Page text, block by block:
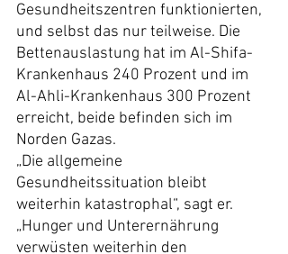
Gesundheitszentren funktionierten,
und selbst das nur teilweise. Die
Bettenauslastung hat im Al-Shifa-
Krankenhaus 240 Prozent und im
Al-Ahli-Krankenhaus 300 Prozent
erreicht, beide befinden sich im
Norden Gazas.
„Die allgemeine
Gesundheitssituation bleibt
weiterhin katastrophal“, sagt er.
„Hunger und Unterernährung
verwüsten weiterhin den